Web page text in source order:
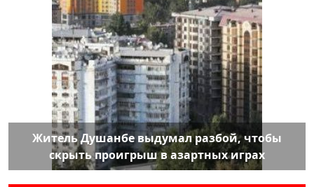
Житель Душанбе выдумал разбой, чтобы
скрыть проигрыш в азартных играх